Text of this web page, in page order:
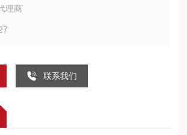
理商
联系我们